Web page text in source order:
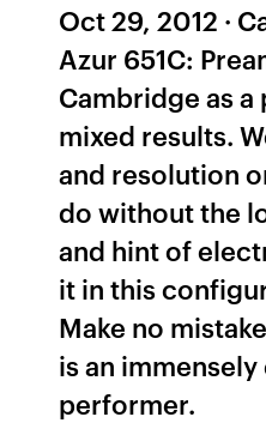
Oct 29, 2012 ·
Azur 651C:
Cambridge as
mixed results.
and resolution
do without the
and hint of
it in this
Make no
is an
performer.